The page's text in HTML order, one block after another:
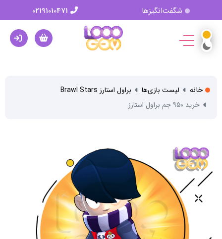
شگفت‌انگیزها
خانه لیست بازی‌ها
براول استارز Brawl Stars
خرید 950 جم براول استارز